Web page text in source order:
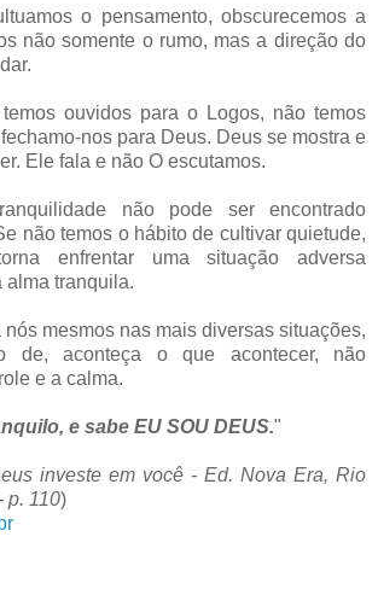
o pensamento, obscurecemos a
não somente o rumo, mas a direção do
temos ouvidos para o Logos, não temos
nos para Deus. Deus se mostra e
Ele fala e não O escutamos.
não pode ser encontrado
não temos o hábito de cultivar quietude,
enfrentar uma situação adversa
alma tranquila.
mesmos nas mais diversas situações,
de, aconteça o que acontecer, não
e a calma.
e sabe EU SOU DEUS."
investe em você - Ed. Nova Era, Rio
p. 110)